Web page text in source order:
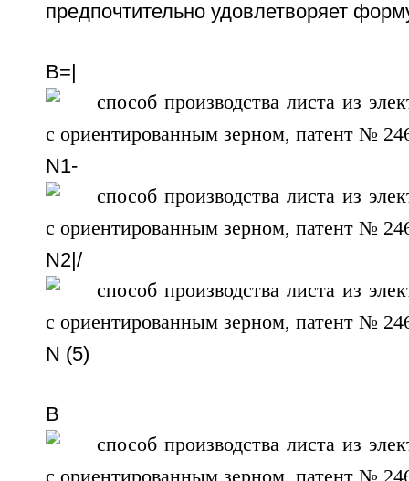
предпочтительно удовлетворяет
B=|
N1-
N2|/
N (5)
В